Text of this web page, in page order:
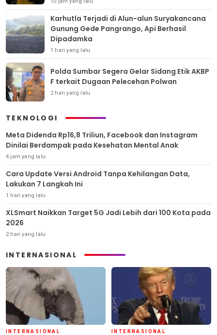
Karhutla Terjadi di Alun-alun Suryakancana
Gunung Gede Pangrango, Api Berhasil
Dipadamka
1 hari yang lalu
Polda Sumbar Segera Gelar Sidang Etik AKBP
F terkait Dugaan Pelecehan Polwan
2 hari yang lalu
TEKNOLOGI
Meta Didenda Rp16,8 Triliun, Facebook dan Instagram
Dinilai Berdampak pada Kesehatan Mental Anak
4 jam yang lalu
Cara Update Versi Android Tanpa Kehilangan Data,
Lakukan 7 Langkah Ini
1 hari yang lalu
XLSmart Naikkan Target 5G Jadi Lebih dari 100 Kota pada
2026
2 hari yang lalu
INTERNASIONAL
INTERNASIONAL INTERNASIONAL